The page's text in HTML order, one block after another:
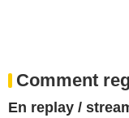
Comment
En replay /